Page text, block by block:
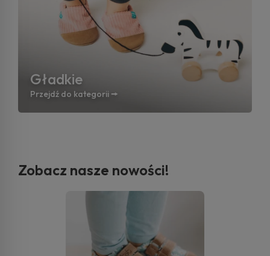
Gładkie
Przejdź do kategorii 🠚
Zobacz nasze nowości!